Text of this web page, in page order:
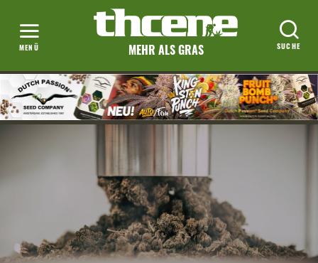
MEHR ALS GRAS